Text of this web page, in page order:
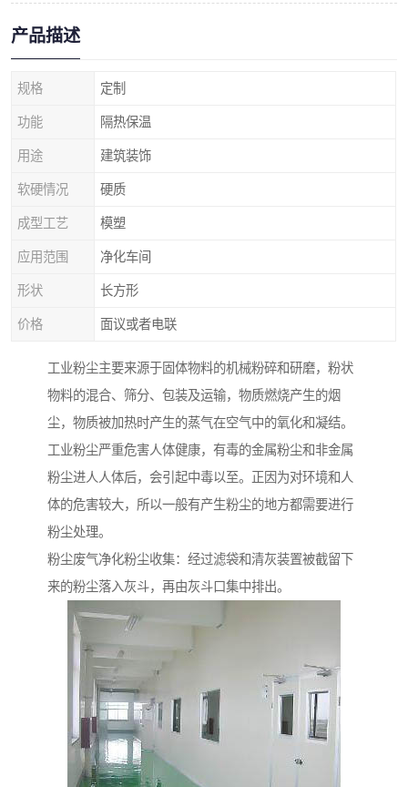
产品描述
规格 定制
功能 隔热保温
用途 建筑装饰
软硬情况 硬质
成型工艺 模塑
应用范围 净化车间
形状 长方形
价格 面议或者电联
工业粉尘主要来源于固体物料的机械粉碎和研磨，粉状
物料的混合、筛分、包装及运输，物质燃烧产生的烟
尘，物质被加热时产生的蒸气在空气中的氧化和凝结。
工业粉尘严重危害人体健康，有毒的金属粉尘和非金属
粉尘进人人体后，会引起中毒以至。正因为对环境和人
体的危害较大，所以一般有产生粉尘的地方都需要进行
粉尘处理。
粉尘废气净化粉尘收集：经过滤袋和清灰装置被截留下
来的粉尘落入灰斗，再由灰斗口集中排出。